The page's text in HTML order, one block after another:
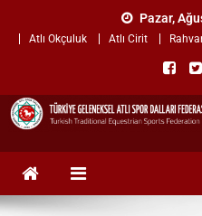
Pazar,
Atlı Okçuluk Atlı Cirit
TÜRKİYE
SPOR